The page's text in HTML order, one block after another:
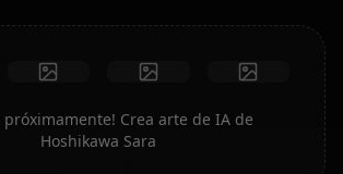
próximamente! Crea arte de IA de
Hoshikawa Sara